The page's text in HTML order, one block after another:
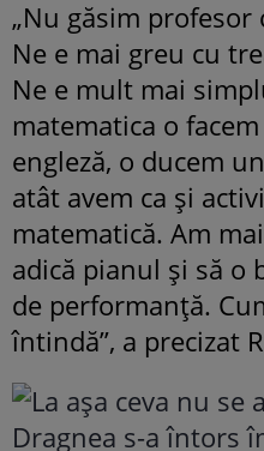
„Nu găsim profesor
Ne e mai greu cu
Ne e mult mai
matematica o
engleză, o ducem
atât avem ca și
matematică. Am
adică pianul și să o
de performanță.
întindă”, a precizat